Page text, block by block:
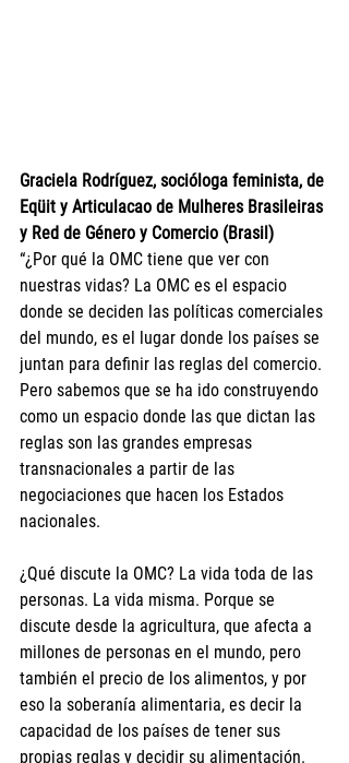
Graciela Rodríguez, socióloga feminista, de
Eqüit y Articulacao de Mulheres Brasileiras
y Red de Género y Comercio (Brasil)
“¿Por qué la OMC tiene que ver con
nuestras vidas? La OMC es el espacio
donde se deciden las políticas comerciales
del mundo, es el lugar donde los países se
juntan para definir las reglas del comercio.
Pero sabemos que se ha ido construyendo
como un espacio donde las que dictan las
reglas son las grandes empresas
transnacionales a partir de las
negociaciones que hacen los Estados
nacionales.
¿Qué discute la OMC? La vida toda de las
personas. La vida misma. Porque se
discute desde la agricultura, que afecta a
millones de personas en el mundo, pero
también el precio de los alimentos, y por
eso la soberanía alimentaria, es decir la
capacidad de los países de tener sus
propias reglas y decidir su alimentación.